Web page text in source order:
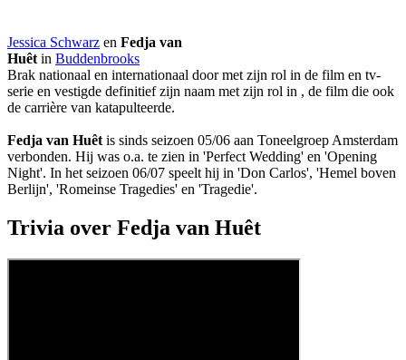
Jessica Schwarz en Fedja van
Huêt in Buddenbrooks
Brak nationaal en internationaal door met zijn rol in de film en tv-
serie en vestigde definitief zijn naam met zijn rol in , de film die ook
de carrière van katapulteerde.
Fedja van Huêt is sinds seizoen 05/06 aan Toneelgroep Amsterdam
verbonden. Hij was o.a. te zien in 'Perfect Wedding' en 'Opening
Night'. In het seizoen 06/07 speelt hij in 'Don Carlos', 'Hemel boven
Berlijn', 'Romeinse Tragedies' en 'Tragedie'.
Trivia over Fedja van Huêt